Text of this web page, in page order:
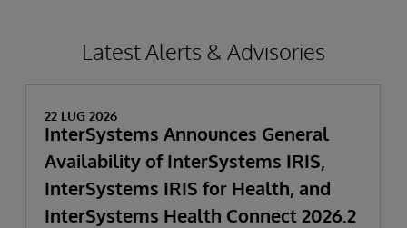
Latest Alerts & Advisories
22 LUG 2026
InterSystems Announces General
Availability of InterSystems IRIS,
InterSystems IRIS for Health, and
InterSystems Health Connect 2026.2